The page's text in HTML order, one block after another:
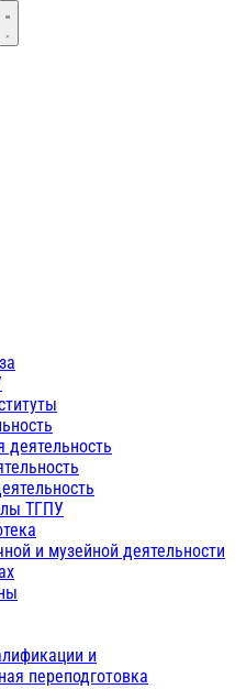
Открыть меню
ТГПУ
и музейной деятельности
и
переподготовка